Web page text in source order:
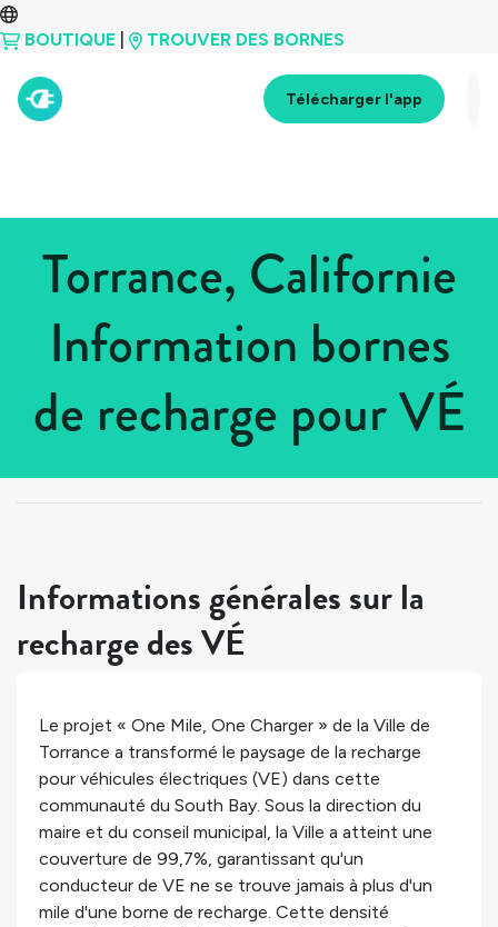
BOUTIQUE TROUVER DES BORNES
Télécharger l'app
Torrance, Californie
Information bornes
de recharge pour VÉ
États-Unis > Californie
Informations générales sur la
recharge des VÉ
Le projet « One Mile, One Charger » de la Ville de
Torrance a transformé le paysage de la recharge
pour véhicules électriques (VE) dans cette
communauté du South Bay. Sous la direction du
maire et du conseil municipal, la Ville a atteint une
couverture de 99,7%, garantissant qu'un
conducteur de VE ne se trouve jamais à plus d'un
mile d'une borne de recharge. Cette densité